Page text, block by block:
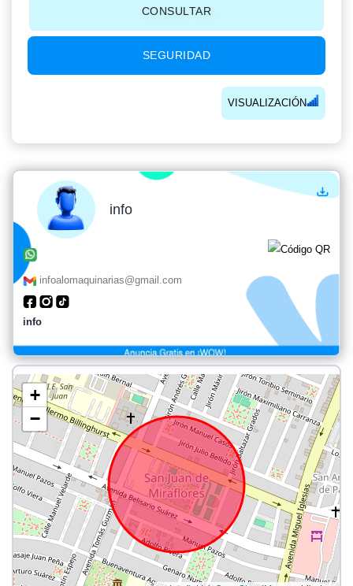
CONSULTAR
SEGURIDAD
VISUALIZACIÓN
info
infoalomaquinarias@gmail.com
info
+
−